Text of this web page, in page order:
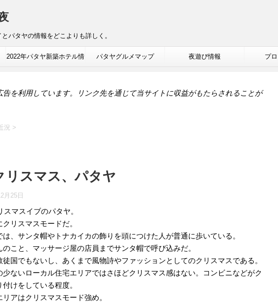
パタヤの情報をどこよりも詳しく。
2022年パタヤ新築ホテル情 パタヤグルメマップ 夜遊び情報 プ
告を利用しています。リンク先を通じて当サイトに収益がもたらされることが
況 >
リスマス、パタヤ
月25日
スマスイブのパタヤ。
リスマスモードだ。
、サンタ帽やトナカイカの飾りを頭につけた人が普通に歩いている。
こと、マッサージ屋の店員までサンタ帽で呼び込みだ。
徒国でもないし、あくまで風物詩やファッションとしてのクリスマスである。
少ないローカル住宅エリアではさほどクリスマス感はない。コンビニなどがク
けをしている程度。
アはクリスマスモード強め。